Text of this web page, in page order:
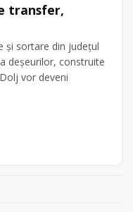
transfer,
și sortare din județul
deșeurilor, construite
vor deveni